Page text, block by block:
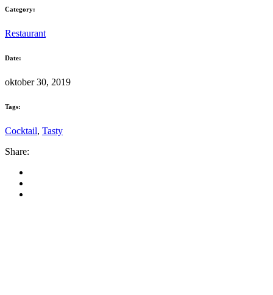
Category:
Restaurant
Date:
oktober 30, 2019
Tags:
Cocktail, Tasty
Share: